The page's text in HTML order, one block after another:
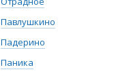
Павлушкино
Падерино
Паника